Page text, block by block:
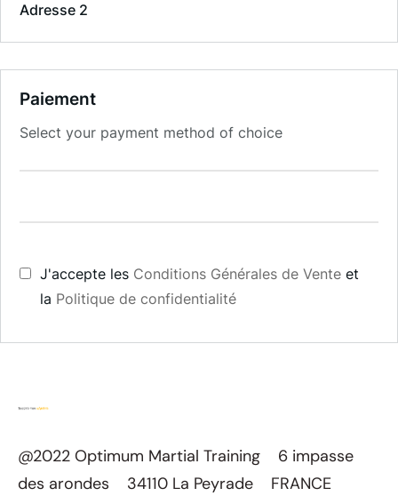
Adresse 2
Paiement
Select your payment method of choice
J'accepte les Conditions Générales de Vente et
la Politique de confidentialité
@2022 Optimum Martial Training 6 impasse
des arondes 34110 La Peyrade FRANCE